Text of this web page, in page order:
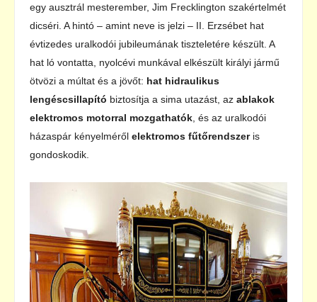
egy ausztrál mesterember, Jim Frecklington szakértelmét
dicséri. A hintó – amint neve is jelzi – II. Erzsébet hat
évtizedes uralkodói jubileumának tiszteletére készült. A
hat ló vontatta, nyolcévi munkával elkészült királyi jármű
ötvözi a múltat és a jövőt: hat hidraulikus
lengéscsillapító biztosítja a sima utazást, az ablakok
elektromos motorral mozgathatók , és az uralkodói
házaspár kényelméről elektromos fűtőrendszeris
gondoskodik.